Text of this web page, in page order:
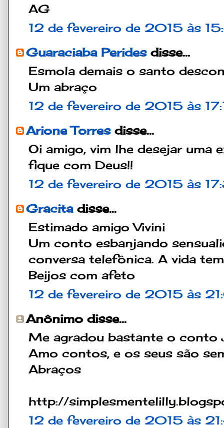
AG
12 de fevereiro de 2015 às
Guaraciaba Peridesdisse...
Esmola demais o santo
Um abraço
12 de fevereiro de 2015 às
Arione Torresdisse...
Oi amigo, vim lhe desejar uma
fique com Deus!!
12 de fevereiro de 2015 às
Gracitadisse...
Estimado amigo Vivini
Um conto esbanjando
conversa telefônica. A vida
Beijos com afeto
12 de fevereiro de 2015 às
Anônimo disse...
Me agradou bastante o conto
Amo contos, e os seus são
Abraços
http://
12 de fevereiro de 2015 às